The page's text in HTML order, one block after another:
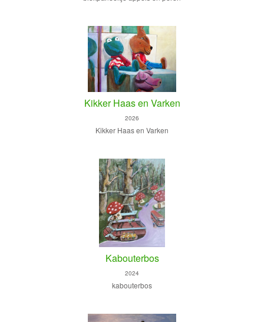
Kikker Haas en Varken
2026
Kikker Haas en Varken
Kabouterbos
2024
kabouterbos